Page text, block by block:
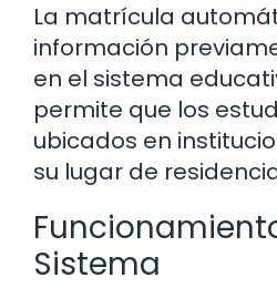
La matrícula
información
en el sistema
permite que los
ubicados en
su lugar de
Sistema